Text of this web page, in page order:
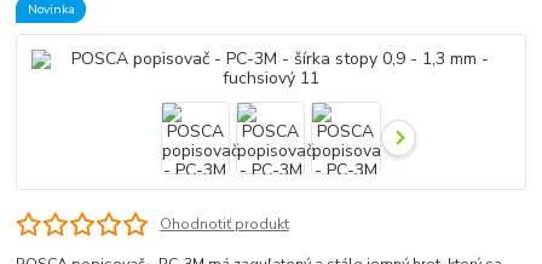
Novinka
Ohodnotiť produkt